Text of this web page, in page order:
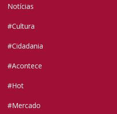
Notícias
#Cultura
#Cidadania
#Acontece
#Hot
#Mercado